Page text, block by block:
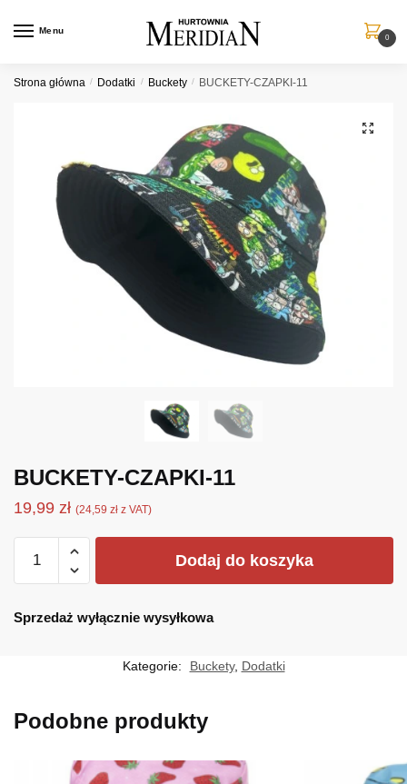
Menu
0
Strona główna / Dodatki / Buckety / BUCKETY-CZAPKI-11
BUCKETY-CZAPKI-11
19,99 zł (24,59 zł z VAT)
BUCKETY-
11
Dodaj do koszyka
Sprzedaż wyłącznie wysyłkowa
Kategorie: Buckety, Dodatki
Podobne produkty